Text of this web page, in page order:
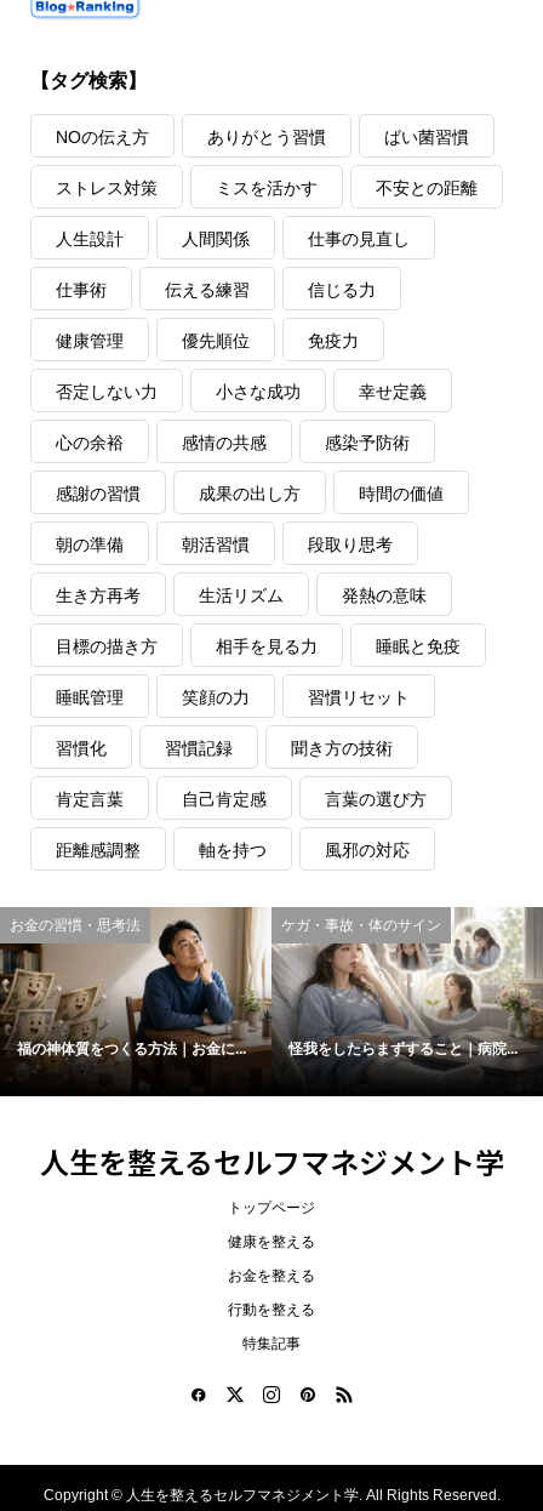
【タグ検索】
NOの伝え方 ありがとう習慣 ばい菌習慣
ストレス対策 ミスを活かす 不安との距離
人生設計 人間関係 仕事の見直し
仕事術 伝える練習 信じる力
健康管理 優先順位 免疫力
否定しない力 小さな成功 幸せ定義
心の余裕 感情の共感 感染予防術
感謝の習慣 成果の出し方 時間の価値
朝の準備 朝活習慣 段取り思考
生き方再考 生活リズム 発熱の意味
目標の描き方 相手を見る力 睡眠と免疫
睡眠管理 笑顔の力 習慣リセット
習慣化 習慣記録 聞き方の技術
肯定言葉 自己肯定感 言葉の選び方
距離感調整 軸を持つ 風邪の対応
お金の習慣・思考法
福の神体質をつくる方法｜お金に...
ケガ・事故・体のサイン
怪我をしたらまずすること｜病院...
人生を整えるセルフマネジメント学
トップページ
健康を整える
お金を整える
行動を整える
特集記事
Copyright ©人生を整えるセルフマネジメント学. All Rights Reserved.